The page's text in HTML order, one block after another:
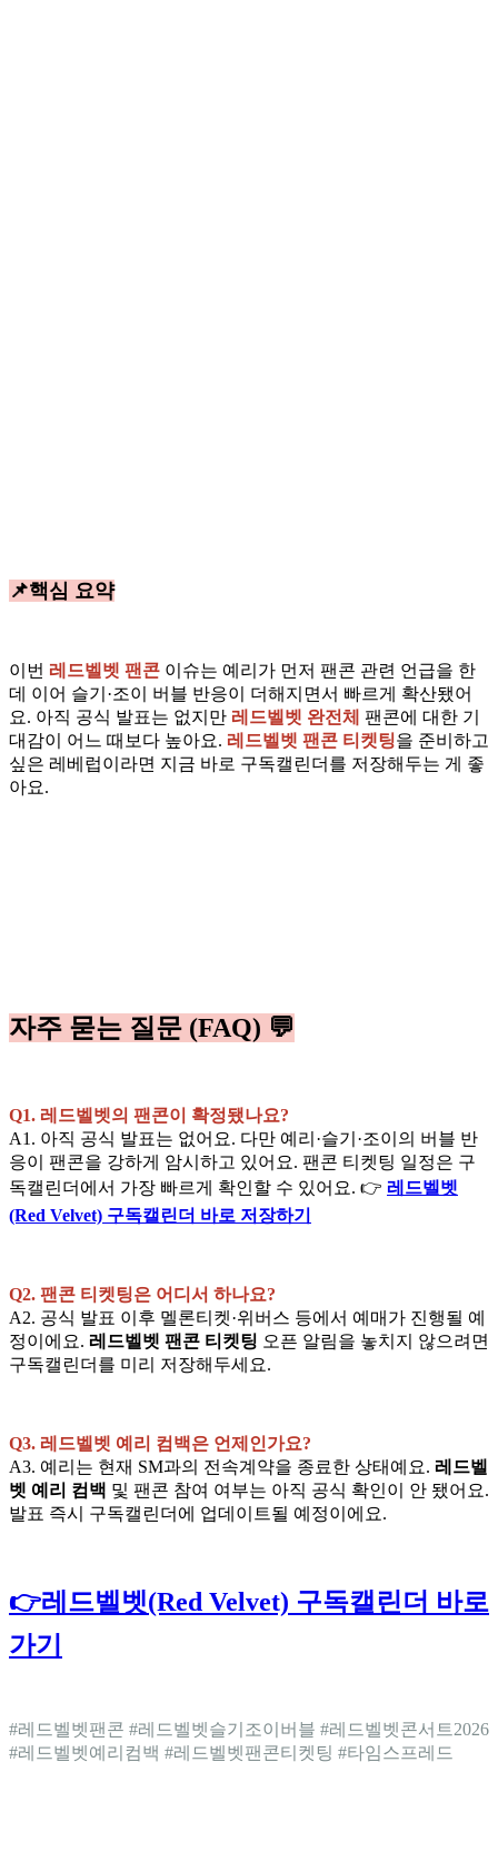
📌핵심 요약
이번 레드벨벳 팬콘 이슈는 예리가 먼저 팬콘 관련 언급을 한
데 이어 슬기·조이 버블 반응이 더해지면서 빠르게 확산됐어
요. 아직 공식 발표는 없지만 레드벨벳 완전체
팬콘에 대한 기
대감이 어느 때보다 높아요. 레드벨벳 팬콘 티켓팅을 준비하고
싶은 레베럽이라면 지금 바로 구독캘린더를 저장해두는 게 좋
아요.
자주 묻는 질문 (FAQ) 💬
Q1. 레드벨벳의 팬콘이 확정됐나요?
A1. 아직 공식 발표는 없어요. 다만 예리·슬기·조이의 버블 반
응이 팬콘을 강하게 암시하고 있어요. 팬콘 티켓팅 일정은 구
독캘린더에서 가장 빠르게 확인할 수 있어요. 👉 레드벨벳
(Red Velvet) 구독캘린더 바로 저장하기
Q2. 팬콘 티켓팅은 어디서 하나요?
A2. 공식 발표 이후 멜론티켓·위버스 등에서 예매가 진행될 예
정이에요. 레드벨벳 팬콘 티켓팅 오픈 알림을 놓치지 않으려면
구독캘린더를 미리 저장해두세요.
Q3. 레드벨벳 예리 컴백은 언제인가요?
A3. 예리는 현재 SM과의 전속계약을 종료한 상태예요. 레드벨
벳 예리 컴백 및 팬콘 참여 여부는 아직 공식 확인이 안 됐어요.
발표 즉시 구독캘린더에 업데이트될 예정이에요.
👉레드벨벳(Red Velvet) 구독캘린더 바로
가기
#레드벨벳팬콘 #레드벨벳슬기조이버블 #레드벨벳콘서트2026
#레드벨벳예리컴백 #레드벨벳팬콘티켓팅 #타임스프레드